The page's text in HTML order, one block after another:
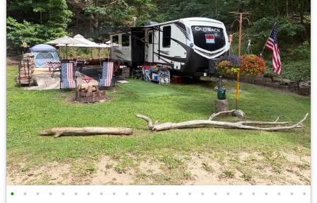
• • • • • • • • • • • • • • • • • • • • • • • •